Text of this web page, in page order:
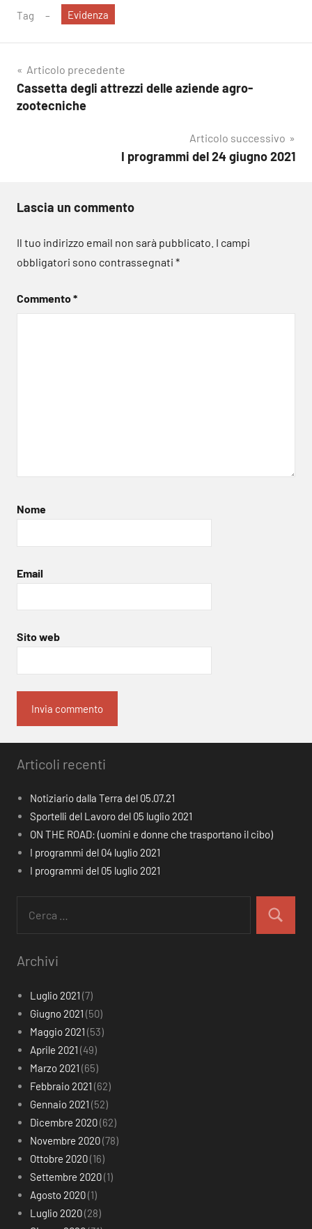
Tag Evidenza
Navigazione
articoli
Articolo precedente
Cassetta degli attrezzi delle aziende agro-
zootecniche
Articolo successivo
I programmi del 24 giugno 2021
Lascia un commento
Il tuo indirizzo email non sarà pubblicato. I campi
obbligatori sono contrassegnati *
Commento*
Nome
Email
Sito web
Articoli recenti
Notiziario dalla Terra del 05.07.21
Sportelli del Lavoro del 05 luglio 2021
ON THE ROAD: (uomini e donne che trasportano il cibo)
I programmi del 04 luglio 2021
I programmi del 05 luglio 2021
per:
Cerca
Archivi
Luglio 2021 (7)
Giugno 2021 (50)
Maggio 2021 (53)
Aprile 2021 (49)
Marzo 2021 (65)
Febbraio 2021 (62)
Gennaio 2021 (52)
Dicembre 2020(62)
Novembre 2020(78)
Ottobre 2020(16)
Settembre 2020(1)
Agosto 2020(1)
Luglio 2020(28)